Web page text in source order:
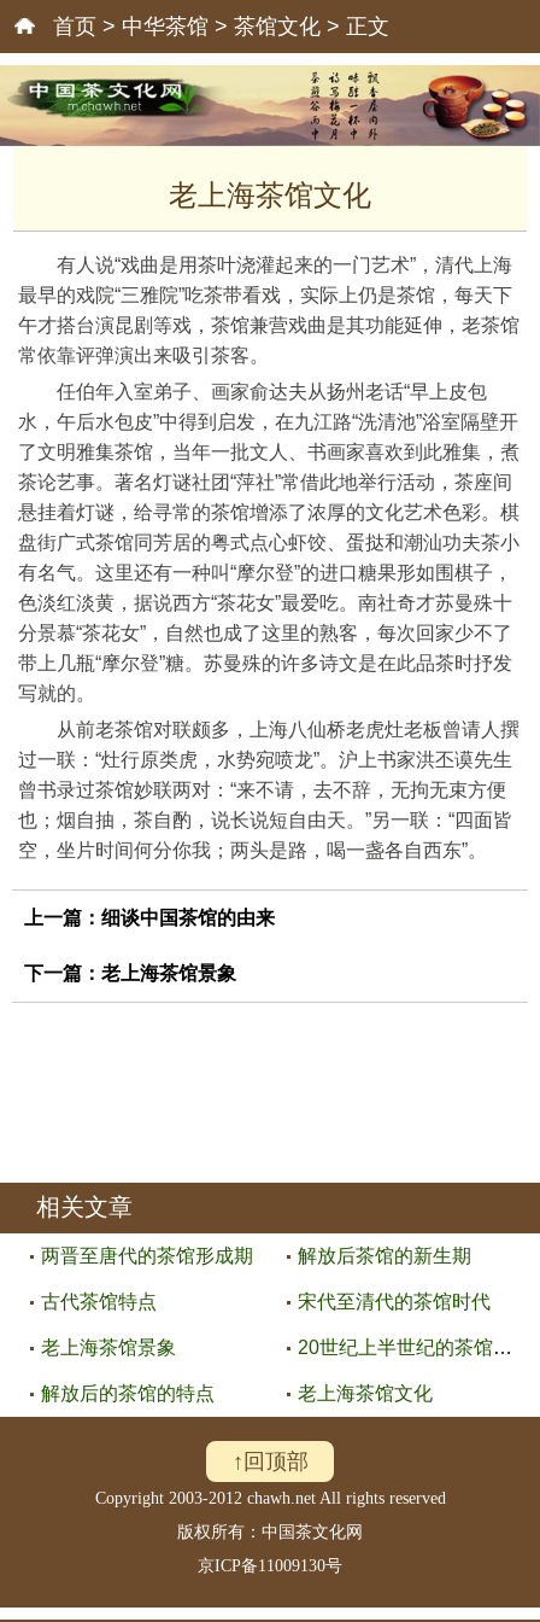
首页 > 中华茶馆 > 茶馆文化 > 正文
老上海茶馆文化
有人说“戏曲是用茶叶浇灌起来的一门艺术”，清代上海
最早的戏院“三雅院”吃茶带看戏，实际上仍是茶馆，每天下
午才搭台演昆剧等戏，茶馆兼营戏曲是其功能延伸，老茶馆
常依靠评弹演出来吸引茶客。
任伯年入室弟子、画家俞达夫从扬州老话“早上皮包
水，午后水包皮”中得到启发，在九江路“洗清池”浴室隔壁开
了文明雅集茶馆，当年一批文人、书画家喜欢到此雅集，煮
茶论艺事。著名灯谜社团“萍社”常借此地举行活动，茶座间
悬挂着灯谜，给寻常的茶馆增添了浓厚的文化艺术色彩。棋
盘街广式茶馆同芳居的粤式点心虾饺、蛋挞和潮汕功夫茶小
有名气。这里还有一种叫“摩尔登”的进口糖果形如围棋子，
色淡红淡黄，据说西方“茶花女”最爱吃。南社奇才苏曼殊十
分景慕“茶花女”，自然也成了这里的熟客，每次回家少不了
带上几瓶“摩尔登”糖。苏曼殊的许多诗文是在此品茶时抒发
写就的。
从前老茶馆对联颇多，上海八仙桥老虎灶老板曾请人撰
过一联：“灶行原类虎，水势宛喷龙”。沪上书家洪丕谟先生
曾书录过茶馆妙联两对：“来不请，去不辞，无拘无束方便
也；烟自抽，茶自酌，说长说短自由天。”另一联：“四面皆
空，坐片时间何分你我；两头是路，喝一盏各自西东”。
上一篇： 细谈中国茶馆的由来
下一篇： 老上海茶馆景象
相关文章
两晋至唐代的茶馆形成期 解放后茶馆的新生期
古代茶馆特点 宋代至清代的茶馆时代
老上海茶馆景象 20世纪上半世纪的茶馆特点
解放后的茶馆的特点 老上海茶馆文化
↑回顶部
Copyright 2003-2012 chawh.net All rights reserved
版权所有：中国茶文化网
京ICP备11009130号